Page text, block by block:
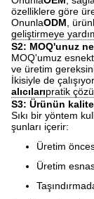
özelliklere göre
OnunlaODM ,
geliştirmeye
S2: MOQ'unuz
MOQ'umuz
ve üretim
İkisiyle de
alıcılarıpratik
S3: Ürünün
Sıkı bir yöntem
şunları içerir:
Üretim
Üretim